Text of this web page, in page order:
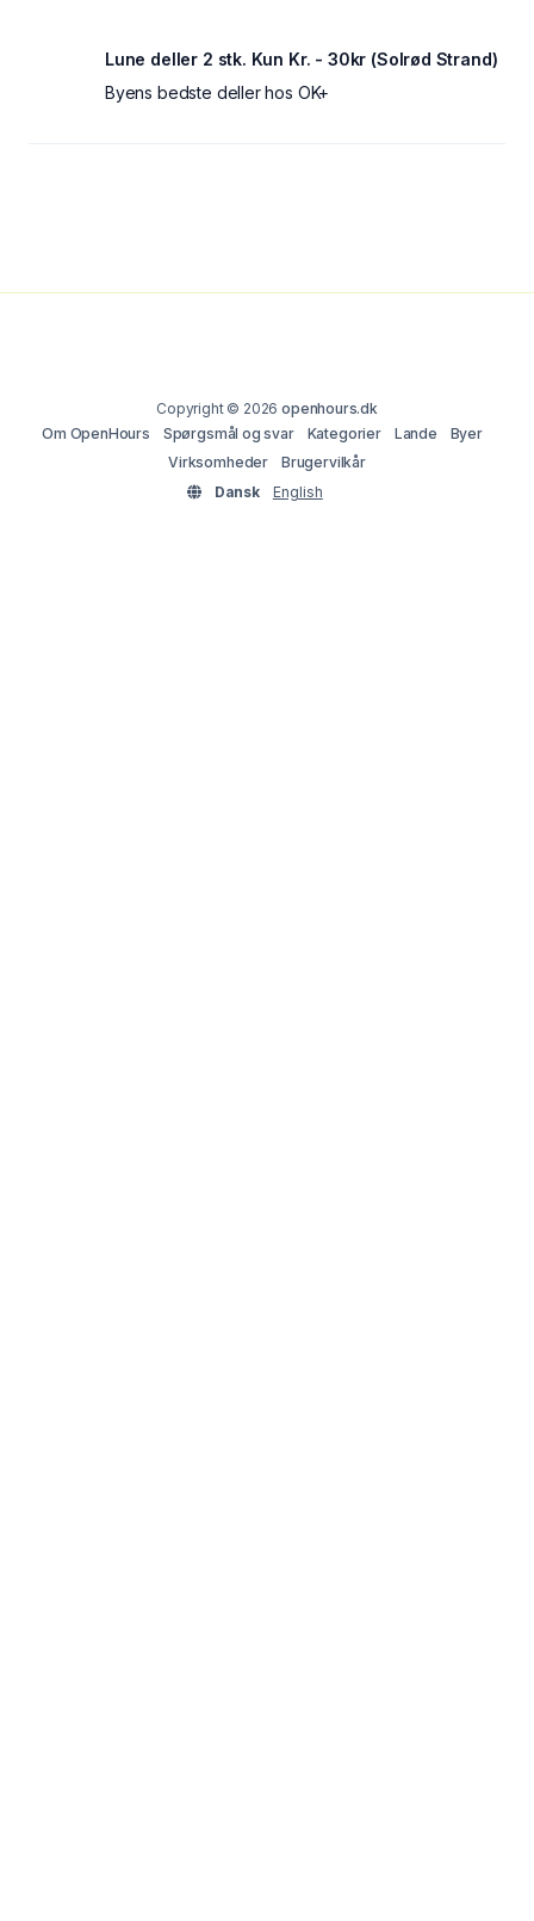
Lune deller 2 stk. Kun Kr. - 30kr (Solrød Strand)
Byens bedste deller hos OK+
Copyright © 2026openhours.dk
Om OpenHours
Spørgsmål og svar Kategorier Lande
Byer
Virksomheder
Brugervilkår
Dansk
English